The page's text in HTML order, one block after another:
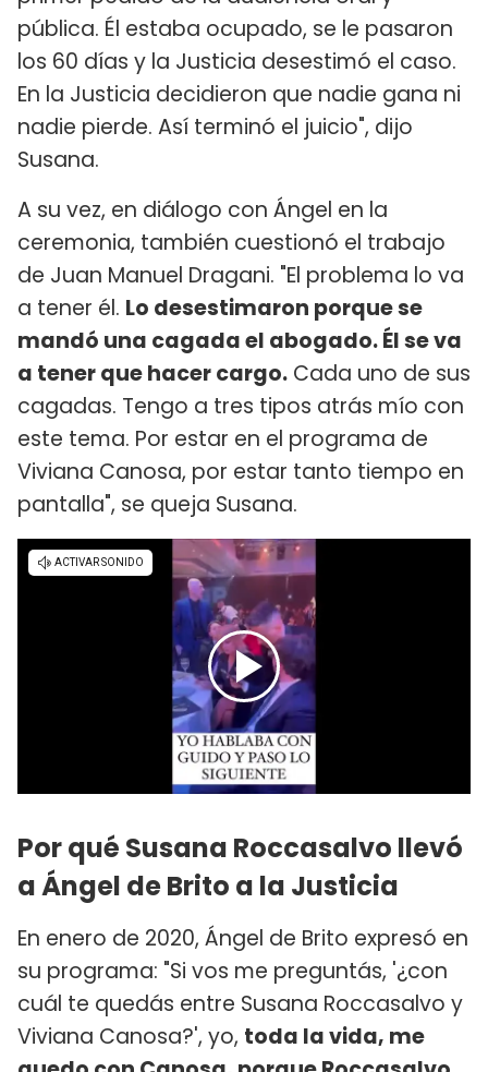
pública. Él estaba ocupado, se le pasaron
los 60 días y la Justicia desestimó el caso.
En la Justicia decidieron que nadie gana ni
nadie pierde. Así terminó el juicio", dijo
Susana.
A su vez, en diálogo con Ángel en la
ceremonia, también cuestionó el trabajo
de Juan Manuel Dragani. "El problema lo va
a tener él. Lo desestimaron porque se
mandó una cagada el abogado. Él se va
a tener que hacer cargo. Cada uno de sus
cagadas. Tengo a tres tipos atrás mío con
este tema. Por estar en el programa de
Viviana Canosa, por estar tanto tiempo en
pantalla", se queja Susana.
Por qué Susana Roccasalvo llevó
a Ángel de Brito a la Justicia
En enero de 2020, Ángel de Brito expresó en
su programa: "Si vos me preguntás, '¿con
cuál te quedás entre Susana Roccasalvo y
Viviana Canosa?', yo, toda la vida, me